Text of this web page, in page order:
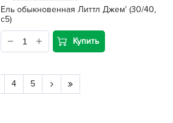
Ель обыкновенная Литтл Джем' (30/40,
c5)
Купить
4 5